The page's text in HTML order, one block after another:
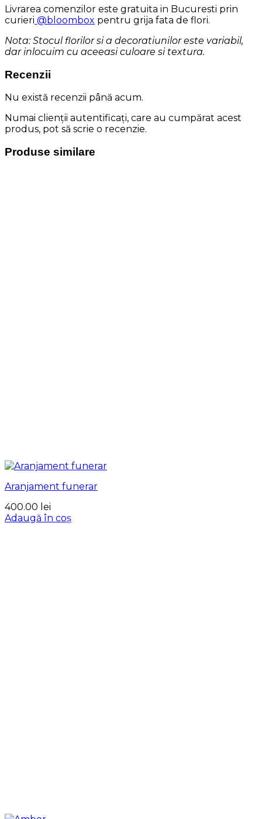
Livrarea comenzilor este gratuita in Bucuresti prin
curieri @bloombox pentru grija fata de flori.
Nota: Stocul florilor si a decoratiunilor este variabil,
dar inlocuim cu aceeasi culoare si textura.
Recenzii
Nu există recenzii până acum.
Numai clienții autentificați, care au cumpărat acest
produs, pot să scrie o recenzie.
Produse similare
Aranjament funerar
400.00 lei
Adaugă în coș